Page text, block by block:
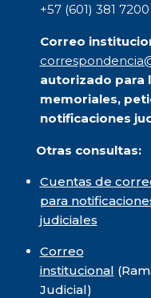
+57 (601) 381 7200
Correo
autorizado para
memoriales,
notificaciones
Otras consultas:
Cuentas de
para
judiciales
Correo
institucional
Judicial)